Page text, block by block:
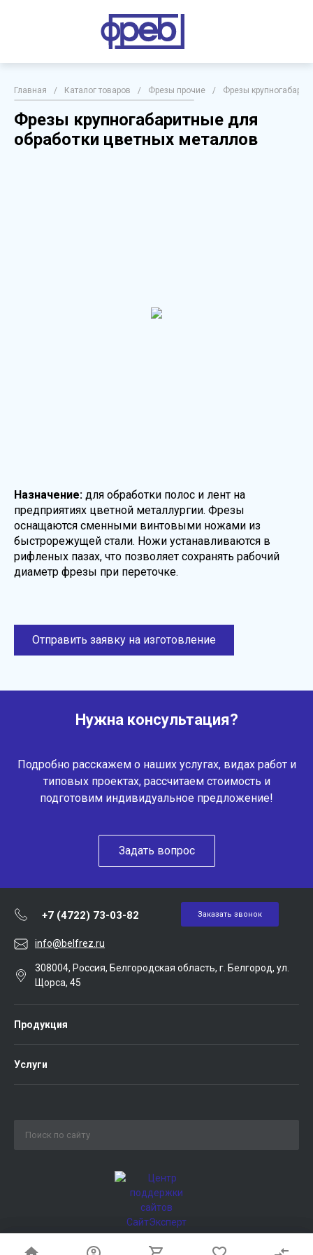
Главная / Каталог товаров / Фрезы прочие / Фрезы
Фрезы крупногабаритные для
обработки цветных металлов
Назначение: для обработки полос и лент на
предприятиях цветной металлургии. Фрезы
оснащаются сменными винтовыми ножами из
быстрорежущей стали. Ножи устанавливаются в
рифленых пазах, что позволяет сохранять рабочий
диаметр фрезы при переточке.
Отправить заявку на изготовление
Нужна консультация?
Подробно расскажем о наших услугах, видах работ и
типовых проектах, рассчитаем стоимость и
подготовим индивидуальное предложение!
Задать вопрос
+7 (4722) 73-03-82 Заказать звонок
info@belfrez.ru
308004, Россия, Белгородская область, г. Белгород, ул.
Щорса, 45
Продукция
Услуги